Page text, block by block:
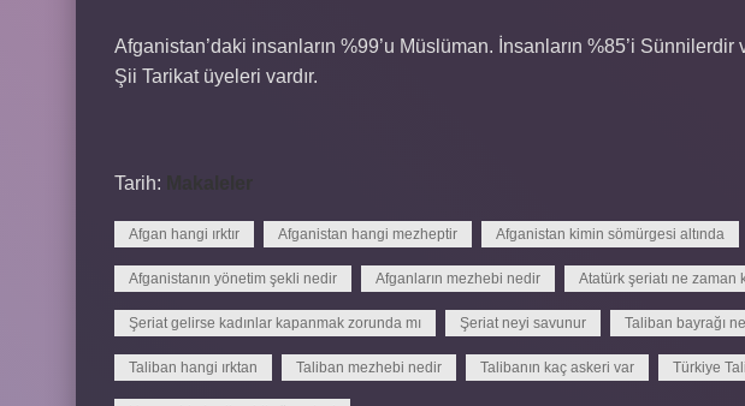
Afganistan’daki insanların %99’u Müslüman. İnsanların %85’i
Şii Tarikat üyeleri vardır.
Tarih: Makaleler
Afgan hangi ırktır Afganistan hangi mezheptir Afganistan kimin sömürgesi altında
Afganistanın yönetim şekli nedir Afganların mezhebi nedir Atatürk şeriatı ne zaman
Şeriat gelirse kadınlar kapanmak zorunda mı Şeriat neyi savunur Taliban bayrağı
Taliban hangi ırktan Taliban mezhebi nedir Talibanın kaç askeri var Türkiye